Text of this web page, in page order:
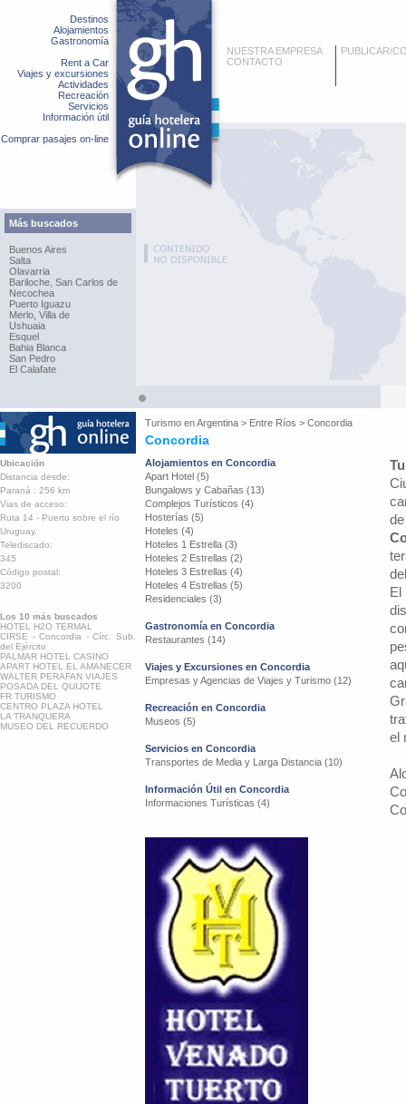
Destinos
Alojamientos
Gastronomía
Rent a Car
Viajes y excursiones
Actividades
Recreación
Servicios
Información útil
Comprar pasajes on-line
Más buscados
Buenos Aires
Salta
Olavarria
Bariloche, San Carlos de
Necochea
Puerto Iguazu
Merlo, Villa de
Ushuaia
Esquel
Bahia Blanca
San Pedro
El Calafate
NUESTRA EMPRESA
CONTACTO
PUBLICAR/
Turismo enArgentina > Entre Ríos > Concordia
Concordia
Ubicación
Distancia desde:
Paraná : 256 km
Vias de acceso:
Ruta 14 - Puerto sobre el río
Uruguay.
Telediscado:
345
Código postal:
3200
Los 10 más buscados
HOTEL H2O TERMAL
CIRSE - Concordia - Círc. Sub.
del Ejército
PALMAR HOTEL CASINO
APART HOTEL EL AMANECER
WALTER PERAFAN VIAJES
POSADA DEL QUIJOTE
FR TURISMO
CENTRO PLAZA HOTEL
LA TRANQUERA
MUSEO DEL RECUERDO
Alojamientos en Concordia
Apart Hotel (5)
Bungalows y Cabañas (13)
Complejos Turísticos (4)
Hosterías (5)
Hoteles (4)
Hoteles 1 Estrella (3)
Hoteles 2 Estrellas (2)
Hoteles 3 Estrellas (4)
Hoteles 4 Estrellas (5)
Residenciales (3)
Gastronomía en Concordia
Restaurantes (14)
Viajes y Excursiones en Concordia
Empresas y Agencias de Viajes y Turismo (12)
Recreación en Concordia
Museos (5)
Servicios en Concordia
Transportes de Media y Larga Distancia (10)
Información Útil en Concordia
Informaciones Turísticas (4)
El
el